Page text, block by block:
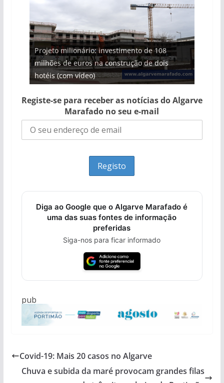
Projeto milionário: investimento de 108
milhões de euros na construção de dois
hotéis (com vídeo)
Tapas do mar a 3 euros cada. Nova rota
gastronómica nasce no Algarve
Tempestades roubam areia de praias e põem
arribas em risco no Algarve (com vídeo)
Foto do dia: uma cidade algarvia que cresceu
entre redes e fábricas
Milagre da água. Fontes emblemáticas do
Algarve voltam a ter vida (com vídeo)
Registe-se para receber as notícias do Algarve
Marafado no seu e-mail
Diga ao Google que o Algarve Marafado é
uma das suas fontes de informação
preferidas
Siga-nos para ficar informado
pub
Covid-19: Mais 20 casos no Algarve
Chuva e subida da maré provocam grandes filas